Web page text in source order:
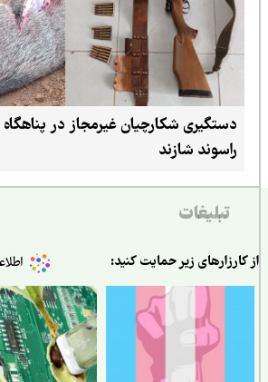
دستگیری شکارچیان غیرمجاز در پناهگاه
راسوند شازند
تبلیغات
زیر حمایت کنید: